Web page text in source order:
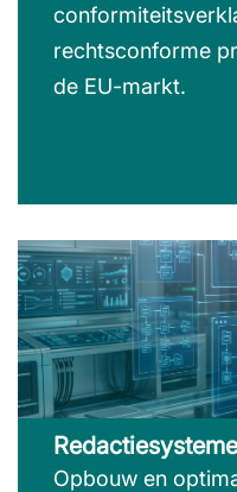
rechtsconforme
de EU-markt.
Opbouw en